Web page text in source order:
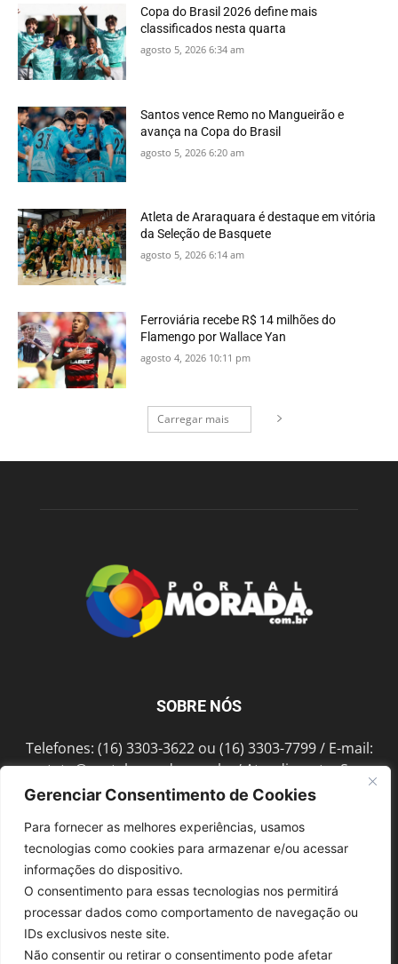
Gerenciar Consentimento de Cookies
Para fornecer as melhores experiências, usamos
tecnologias como cookies para armazenar e/ou acessar
informações do dispositivo.
O consentimento para essas tecnologias nos permitirá
processar dados como comportamento de navegação ou
IDs exclusivos neste site.
Não consentir ou retirar o consentimento pode afetar
Copa do Brasil 2026 define mais
classificados nesta quarta
agosto 5, 2026 6:34 am
Santos vence Remo no Mangueirão e
avança na Copa do Brasil
agosto 5, 2026 6:20 am
Atleta de Araraquara é destaque em vitória
da Seleção de Basquete
agosto 5, 2026 6:14 am
Ferroviária recebe R$ 14 milhões do
Flamengo por Wallace Yan
agosto 4, 2026 10:11 pm
Carregar mais
SOBRE NÓS
Telefones: (16) 3303-3622 ou (16) 3303-7799 / E-mail:
contato@portalmorada.com.br/ Atendimento: Seg a
Sex das 8h às 18h / Endereço: Av. Bento de Abreu, 889
SIGA-NOS